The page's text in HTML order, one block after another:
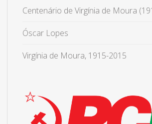
Centenário de Virgínia de Moura
Óscar Lopes
Virgínia de Moura, 1915-2015